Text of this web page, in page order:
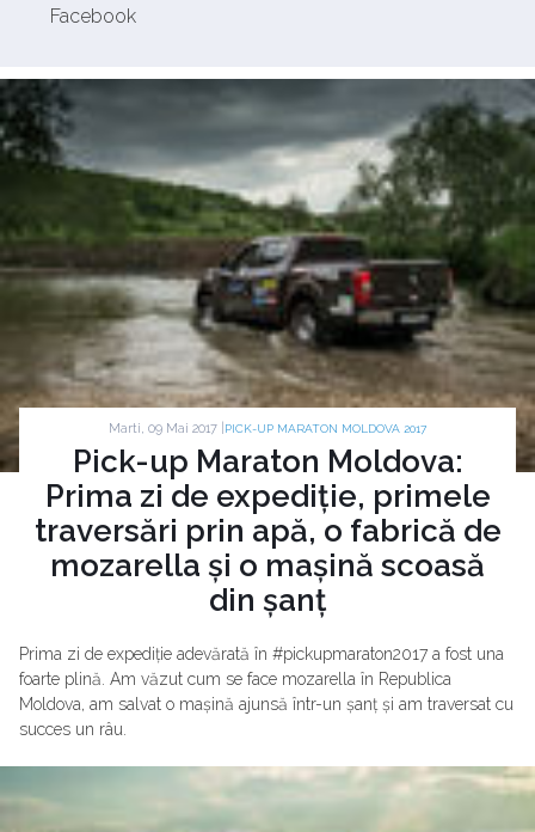
Facebook
Marti, 09 Mai 2017 | PICK-UP MARATON MOLDOVA 2017
Pick-up Maraton Moldova:
Prima zi de expediție, primele
traversări prin apă, o fabrică de
mozarella și o mașină scoasă
din șanț
Prima zi de expediție adevărată în #pickupmaraton2017 a fost una
foarte plină. Am văzut cum se face mozarella în Republica
Moldova, am salvat o mașină ajunsă într-un șanț și am traversat cu
succes un râu.